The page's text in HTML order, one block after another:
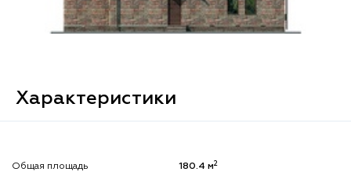
Характеристики
Общая площадь 180.4 м2